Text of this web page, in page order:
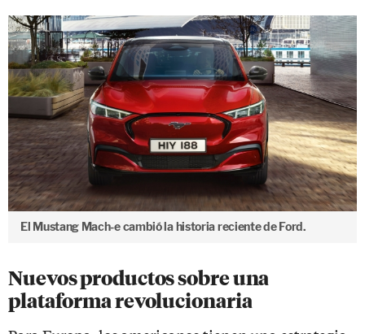
El Mustang Mach-e cambió la historia reciente de Ford.
Nuevos productos sobre una
plataforma revolucionaria